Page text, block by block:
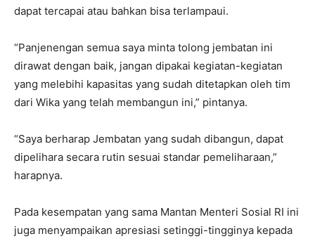
dapat tercapai atau bahkan bisa terlampaui.
“Panjenengan semua saya minta tolong jembatan ini
dirawat dengan baik, jangan dipakai kegiatan-kegiatan
yang melebihi kapasitas yang sudah ditetapkan oleh tim
dari Wika yang telah membangun ini,” pintanya.
“Saya berharap Jembatan yang sudah dibangun, dapat
dipelihara secara rutin sesuai standar pemeliharaan,”
harapnya.
Pada kesempatan yang sama Mantan Menteri Sosial RI ini
juga menyampaikan apresiasi setinggi-tingginya kepada